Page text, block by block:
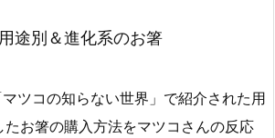
途別＆進化系のお箸
ツコの知らない世界」で紹介された用
たお箸の購入方法をマツコさんの反応